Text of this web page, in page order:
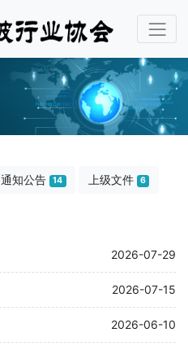
通知公告 14 上级文件 6
2026-07-29
2026-07-15
2026-06-10